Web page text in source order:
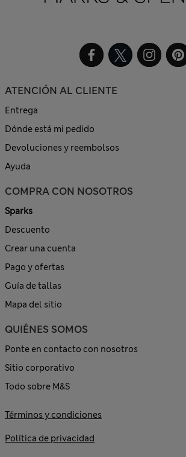
ATENCIÓN AL CLIENTE
Entrega
Dónde está mi pedido
Devoluciones y reembolsos
Ayuda
COMPRA CON NOSOTROS
Sparks
Descuento
Crear una cuenta
Pago y ofertas
Guía de tallas
Mapa del sitio
QUIÉNES SOMOS
Ponte en contacto con nosotros
Sitio corporativo
Todo sobre M&S
Términos y condiciones
Política de privacidad